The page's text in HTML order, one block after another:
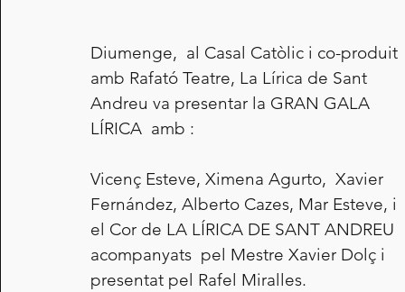
Diumenge,  al Casal Catòlic i co-produit
amb Rafató Teatre, La Lírica de Sant
Andreu va presentar la GRAN GALA
LÍRICA  amb :
Vicenç Esteve, Ximena Agurto,  Xavier
Fernández, Alberto Cazes, Mar Esteve, i
el Cor de LA LÍRICA DE SANT ANDREU
acompanyats  pel Mestre Xavier Dolç i
presentat pel Rafel Miralles.